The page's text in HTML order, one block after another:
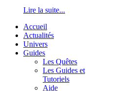
Lire la suite...
Accueil
Actualités
Univers
Guides
Les Quêtes
Les Guides et
Tutoriels
Aide